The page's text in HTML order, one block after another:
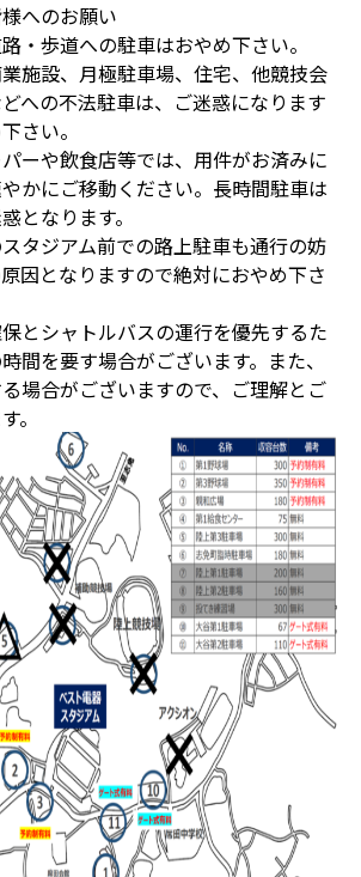
へのお願い
・歩道への駐車はおやめ下さい。
施設、月極駐車場、住宅、他競技会
への不法駐車は、ご迷惑になります
さい。
ーや飲食店等では、用件がお済みに
かにご移動ください。長時間駐車は
となります。
タジアム前での路上駐車も通行の妨
因となりますので絶対におやめ下さ
とシャトルバスの運行を優先するた
間を要す場合がございます。また、
場合がございますので、ご理解とご
。